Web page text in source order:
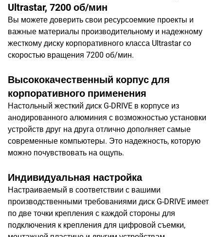
Ultrastar, 7200 об/мин
Вы можете доверить свои ресурсоемкие проекты и
важные материалы производительному и надежному
жесткому диску корпоративного класса Ultrastar со
скоростью вращения 7200 об/мин.
Высококачественный корпус для
корпоративного применения
Настольный жесткий диск G-DRIVE в корпусе из
анодированного алюминия с возможностью установки
устройств друг на друга отлично дополняет самые
современные компьютеры. Это надежность, которую
можно почувствовать на ощупь.
Индивидуальная настройка
Настраиваемый в соответствии с вашими
производственными требованиями диск G-DRIVE имеет
по две точки крепления с каждой стороны для
подключения к крепления для цифровой съемки,